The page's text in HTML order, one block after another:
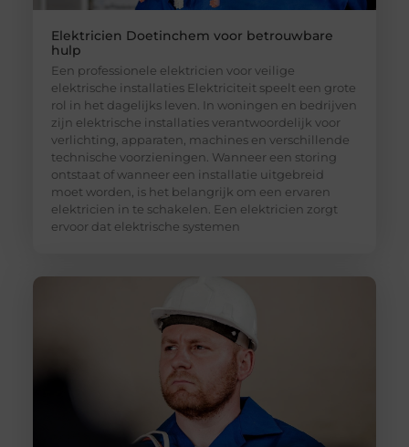
Elektricien Doetinchem voor betrouwbare
hulp
Een professionele elektricien voor veilige
elektrische installaties Elektriciteit speelt een grote
rol in het dagelijks leven. In woningen en bedrijven
zijn elektrische installaties verantwoordelijk voor
verlichting, apparaten, machines en verschillende
technische voorzieningen. Wanneer een storing
ontstaat of wanneer een installatie uitgebreid
moet worden, is het belangrijk om een ervaren
elektricien in te schakelen. Een elektricien zorgt
ervoor dat elektrische systemen